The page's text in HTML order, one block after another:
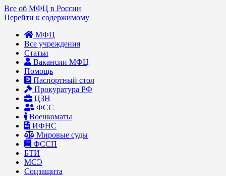
Все об МФЦ в России
Перейти к содержимому
МФЦ
Все учреждения
Статьи
Вакансии МФЦ
Помощь
Паспортный стол
Прокуратура РФ
ЦЗН
ФСС
Военкоматы
ИФНС
Мировые суды
ФССП
БТИ
МСЭ
Соцзащита